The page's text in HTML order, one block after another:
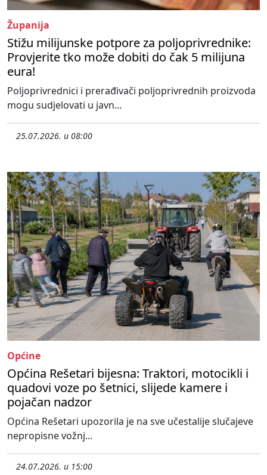
Županija
Stižu milijunske potpore za poljoprivrednike:
Provjerite tko može dobiti do čak 5 milijuna
eura!
Poljoprivrednici i prerađivači poljoprivrednih proizvoda
mogu sudjelovati u javn...
25.07.2026. u 08:00
Općine
Općina Rešetari bijesna: Traktori, motocikli i
quadovi voze po šetnici, slijede kamere i
pojačan nadzor
Općina Rešetari upozorila je na sve učestalije slučajeve
nepropisne vožnj...
24.07.2026. u 15:00